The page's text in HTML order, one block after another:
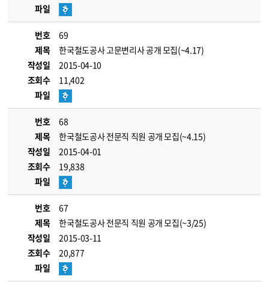
파일
번호
69
제목
한국철도공사 고문변리사 공개 모집(~4.17)
작성일
2015-04-10
조회수
11,402
파일
번호
68
제목
한국철도공사 전문직 직원 공개 모집(~4.15)
작성일
2015-04-01
조회수
19,838
파일
번호
67
제목
한국철도공사 전문직 직원 공개 모집(~3/25)
작성일
2015-03-11
조회수
20,877
파일